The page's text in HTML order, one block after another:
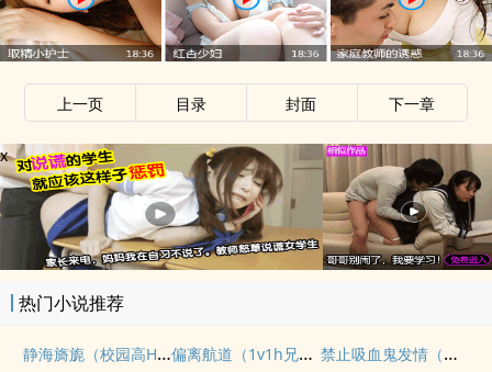
上一页 目录 封面 下一章
x
热门小说推荐
静海旖旎（校园高H） 偏离航道（1v1h兄妹骨科bg）
禁止吸血鬼发情（姐狗高H 1v1）